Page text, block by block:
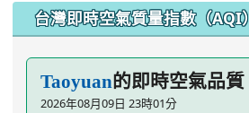
台灣即時空氣質量指數（AQI）
Taoyuan的即時空氣品質
2026年08月09日 23時01分